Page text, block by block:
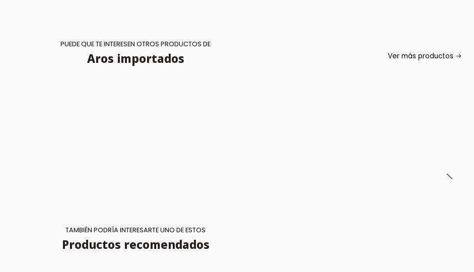
PUEDE QUE TE INTERESEN OTROS PRODUCTOS DE
Aros importados Ver más productos
TAMBIÉN PODRÍA INTERESARTE UNO DE ESTOS
Productos recomendados